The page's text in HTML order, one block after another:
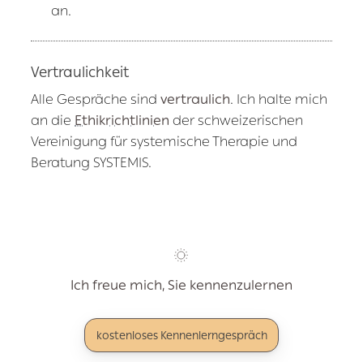
an.
Vertraulichkeit
Alle Gespräche sindvertraulich. Ich halte mich
an die Ethikrichtlinien der schweizerischen
Vereinigung für systemische Therapie und
Beratung SYSTEMIS.
Ich freue mich, Sie kennenzulernen
kostenloses Kennenlerngespräch